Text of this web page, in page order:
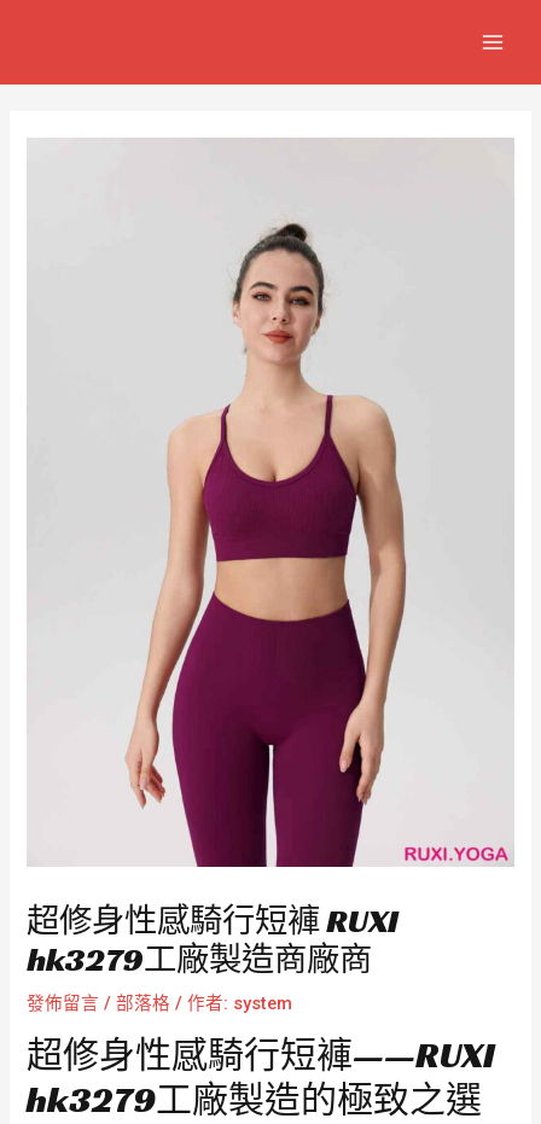
超修身性感騎行短褲 RUXI
hk3279工廠製造商廠商
發佈留言 /部落格 / 作者: system
超修身性感騎行短褲——RUXI
hk3279工廠製造的極致之選